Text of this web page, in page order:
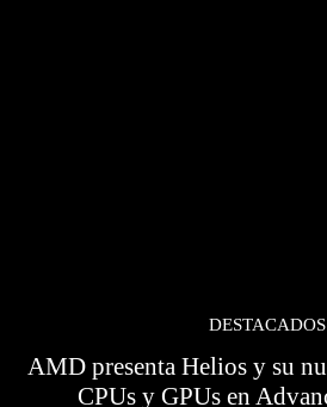
DESTACADOS
AMD presenta Helios y su
CPUs y GPUs en